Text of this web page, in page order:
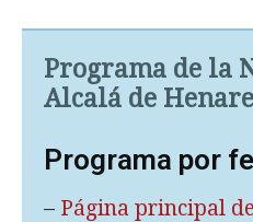
Programa de la
Alcalá de
Programa por
– Página principal